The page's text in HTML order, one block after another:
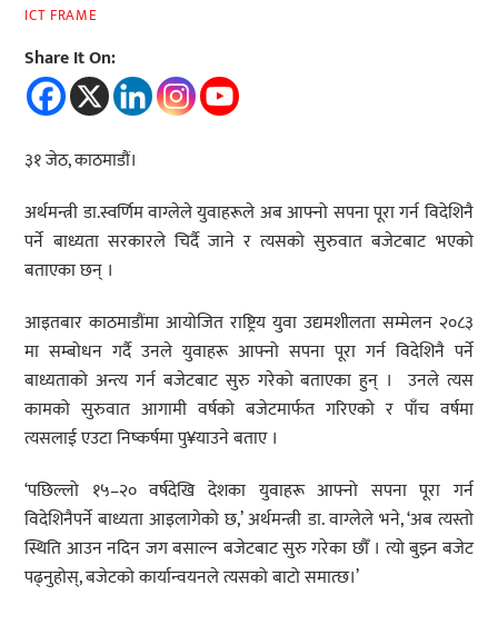
ICT FRAME
Share It On:
३१ जेठ, काठमाडौं।
अर्थमन्त्री डा.स्वर्णिम वाग्लेले युवाहरूले अब आफ्नो सपना पूरा गर्न विदेशिनै
पर्ने बाध्यता सरकारले चिर्दै जाने र त्यसको सुरुवात बजेटबाट भएको
बताएका छन् ।
आइतबार काठमाडौंमा आयोजित राष्ट्रिय युवा उद्यमशीलता सम्मेलन २०८३
मा सम्बोधन गर्दै उनले युवाहरू आफ्नो सपना पूरा गर्न विदेशिनै पर्ने
बाध्यताको अन्त्य गर्न बजेटबाट सुरु गरेको बताएका हुन् । उनले त्यस
कामको सुरुवात आगामी वर्षको बजेटमार्फत गरिएको र पाँच वर्षमा
त्यसलाई एउटा निष्कर्षमा पु¥याउने बताए ।
‘पछिल्लो १५–२० वर्षदेखि देशका युवाहरू आफ्नो सपना पूरा गर्न
विदेशिनैपर्ने बाध्यता आइलागेको छ,’ अर्थमन्त्री डा. वाग्लेले भने, ‘अब त्यस्तो
स्थिति आउन नदिन जग बसाल्न बजेटबाट सुरु गरेका छौँ । त्यो बुझ्न बजेट
पढ्नुहोस्, बजेटको कार्यान्वयनले त्यसको बाटो समात्छ।’